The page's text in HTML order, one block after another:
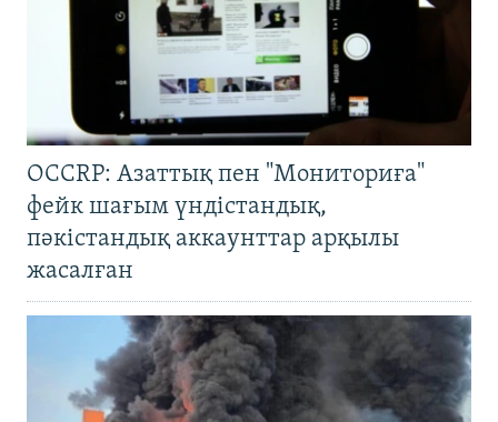
OCCRP: Азаттық пен "Мониториға"
фейк шағым үндістандық,
пәкістандық аккаунттар арқылы
жасалған